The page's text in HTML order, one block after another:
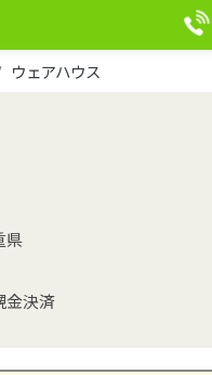
ウェアハウス
県
金決済